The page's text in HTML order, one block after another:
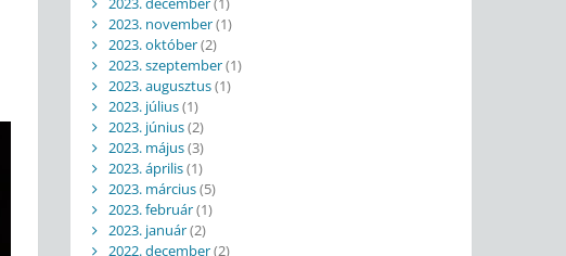
2023. november(1)
2023. október(2)
2023. szeptember(1)
2023. augusztus(1)
2023. július(1)
2023. június(2)
2023. május(3)
2023. április(1)
2023. március(5)
2023. február(1)
2023. január(2)
2022. december(2)